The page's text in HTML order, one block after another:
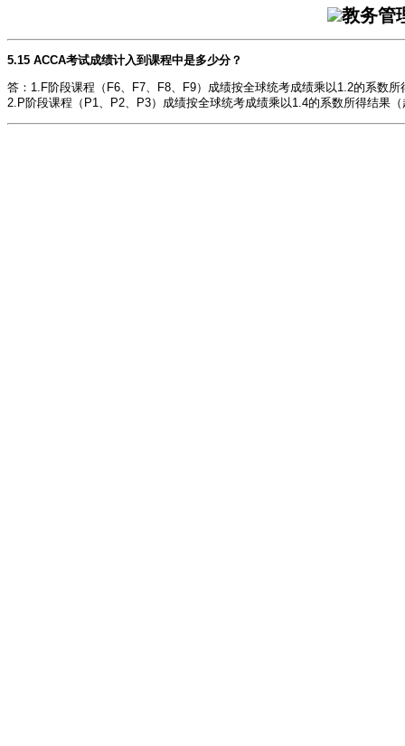
教务管
5.15 ACCA考试成绩计入到课程中是多少分？
答：1.F阶段课程（F6、F7、F8、F9）成绩按全球统考成绩乘以1.2的系数
2.P阶段课程（P1、P2、P3）成绩按全球统考成绩乘以1.4的系数所得结果